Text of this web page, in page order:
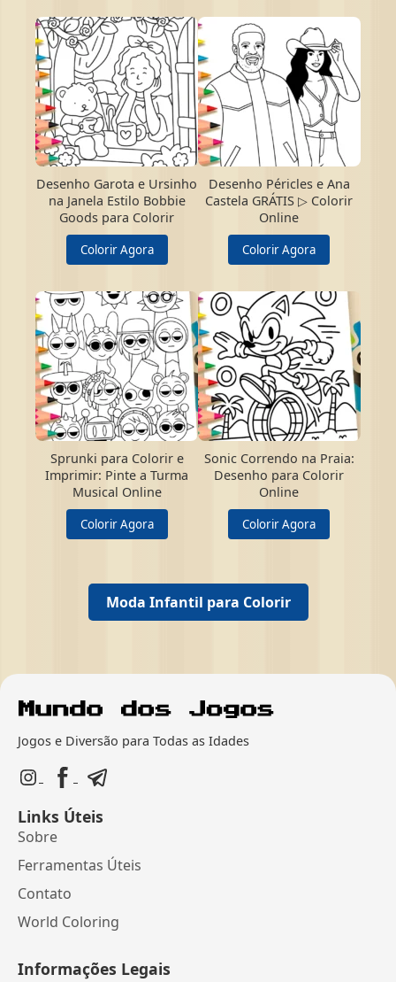
Desenho Garota e Ursinho
na Janela Estilo Bobbie
Goods para Colorir
Colorir Agora
Desenho Péricles e Ana
Castela GRÁTIS ▷ Colorir
Online
Colorir Agora
Sprunki para Colorir e
Imprimir: Pinte a Turma
Musical Online
Colorir Agora
Sonic Correndo na Praia:
Desenho para Colorir
Online
Colorir Agora
Moda Infantil para Colorir
Jogos e Diversão para Todas as Idades
Links Úteis
Sobre
Ferramentas Úteis
Contato
World Coloring
Informações Legais